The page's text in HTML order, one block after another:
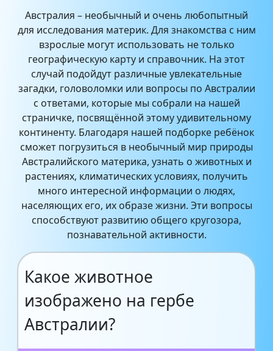
Австралия – необычный и очень любопытный
для исследования материк. Для знакомства с ним
взрослые могут использовать не только
географическую карту и справочник. На этот
случай подойдут различные увлекательные
загадки, головоломки или вопросы по Австралии
с ответами, которые мы собрали на нашей
страничке, посвящённой этому удивительному
континенту. Благодаря нашей подборке ребёнок
сможет погрузиться в необычный мир природы
Австралийского материка, узнать о животных и
растениях, климатических условиях, получить
много интересной информации о людях,
населяющих его, их образе жизни. Эти вопросы
способствуют развитию общего кругозора,
познавательной активности.
Какое животное
изображено на гербе
Австралии?